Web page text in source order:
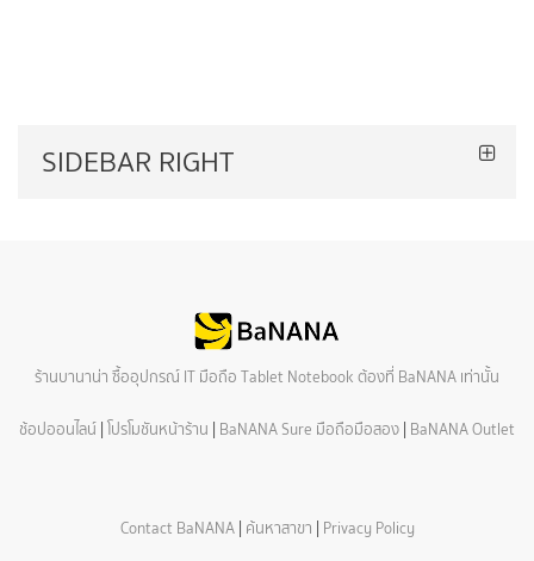
SIDEBAR RIGHT
ร้านบานาน่า ซื้ออุปกรณ์ IT มือถือ Tablet Notebook ต้องที่ BaNANA เท่านั้น
ช้อปออนไลน์ | โปรโมชันหน้าร้าน | BaNANA Sure มือถือมือสอง | BaNANA Outlet
Contact BaNANA| ค้นหาสาขา | Privacy Policy